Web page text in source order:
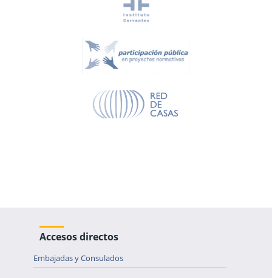
Accesos directos
Embajadas y Consulados